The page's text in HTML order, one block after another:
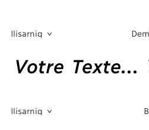
Ilisarniq
Votre
Ilisarniq